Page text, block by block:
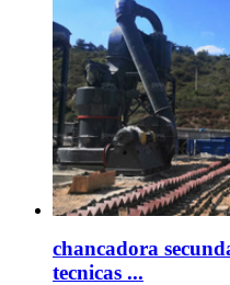
chancadora
tecnicas ...